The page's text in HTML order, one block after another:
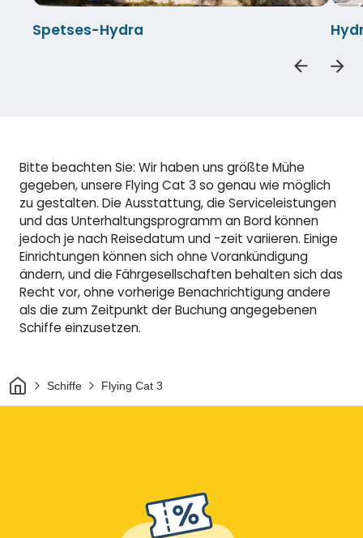
Spetses-Hydra
Bitte beachten Sie: Wir haben uns größte Mühe
gegeben, unsere Flying Cat 3 so genau wie möglich
zu gestalten. Die Ausstattung, die Serviceleistungen
und das Unterhaltungsprogramm an Bord können
jedoch je nach Reisedatum und -zeit variieren. Einige
Einrichtungen können sich ohne Vorankündigung
ändern, und die Fährgesellschaften behalten sich das
Recht vor, ohne vorherige Benachrichtigung andere
als die zum Zeitpunkt der Buchung angegebenen
Schiffe einzusetzen.
HeimSchiffe Flying Cat 3